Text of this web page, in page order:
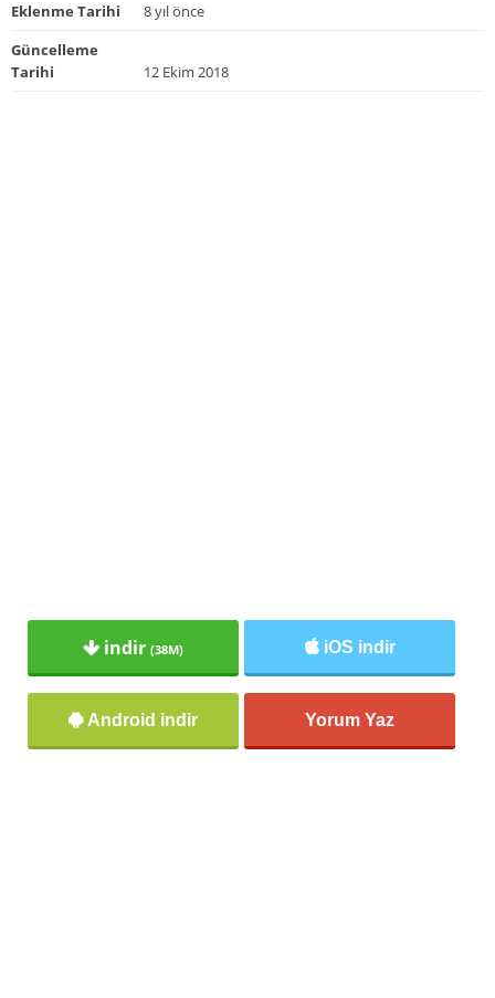
Eklenme Tarihi
8 yıl önce
Güncelleme
Tarihi
12 Ekim 2018
indir(38M) iOS indir
Android indir Yorum Yaz